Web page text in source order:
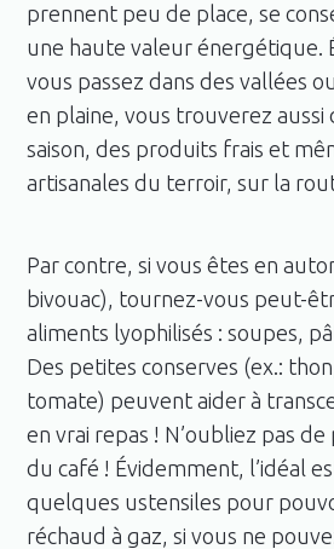
prennent peu de place, se
une haute valeur énergétique.
vous passez dans des vallées
en plaine, vous trouverez aussi
saison, des produits frais et
artisanales du terroir, sur la
Par contre, si vous êtes en
bivouac), tournez-vous peut-
aliments lyophilisés : soupes,
Des petites conserves (ex.:
tomate) peuvent aider à
en vrai repas ! N’oubliez pas
du café ! Évidemment, l’idéal
quelques ustensiles pour
réchaud à gaz, si vous ne